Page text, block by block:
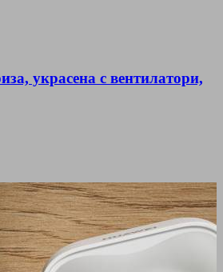
украсена с вентилатори,